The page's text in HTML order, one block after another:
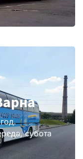
субота